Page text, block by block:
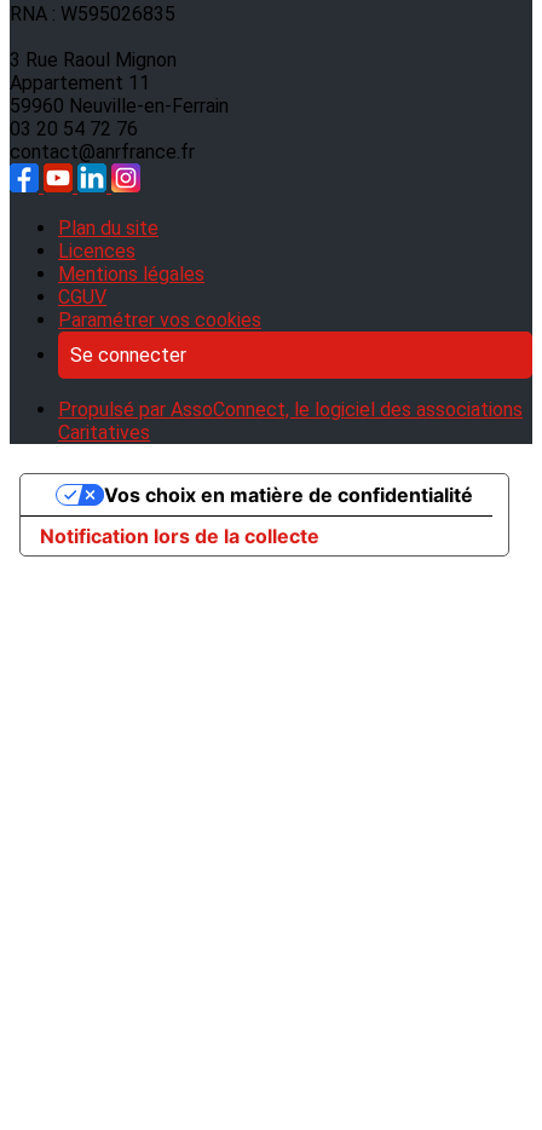
RNA : W595026835
3 Rue Raoul Mignon
Appartement 11
59960 Neuville-en-Ferrain
03 20 54 72 76
contact@anrfrance.fr
Plan du site
Licences
Mentions légales
CGUV
Paramétrer vos cookies
Se connecter
Propulsé par AssoConnect, le logiciel des associations
Caritatives
Notification lors de la collecte
Vos choix en matière de confidentialité